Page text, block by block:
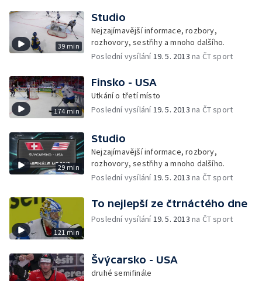
39 min
Studio
Nejzajímavější informace, rozbory,
rozhovory, sestřihy a mnoho dalšího.
Poslední vysílání19. 5. 2013 na ČT sport
174 min
Finsko - USA
Utkání o třetí místo
Poslední vysílání19. 5. 2013 na ČT sport
29 min
Studio
Nejzajímavější informace, rozbory,
rozhovory, sestřihy a mnoho dalšího.
Poslední vysílání19. 5. 2013 na ČT sport
121 min
To nejlepší ze čtrnáctého dne
Poslední vysílání19. 5. 2013 na ČT sport
Švýcarsko - USA
druhé semifinále